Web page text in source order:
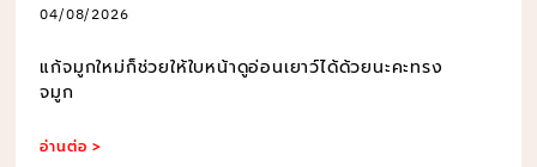
04/08/2026
แก้จมูกใหม่ก็ช่วยให้ใบหน้าดูอ่อนเยาว์ได้ด้วยนะคะทรง
จมูก
อ่านต่อ >